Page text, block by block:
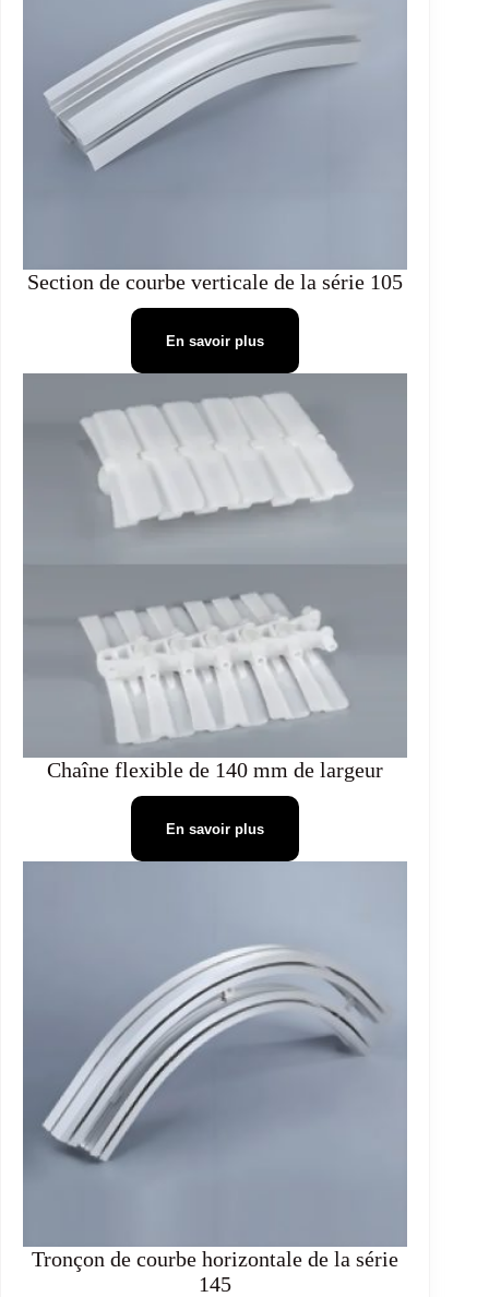
Section de courbe verticale de la série 105
En savoir plus
Chaîne flexible de 140 mm de largeur
En savoir plus
Tronçon de courbe horizontale de la série
145